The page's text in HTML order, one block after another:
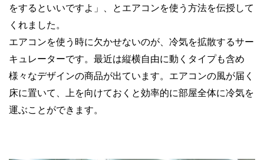
をするといいですよ」、とエアコンを使う方法を伝授して
くれました。
エアコンを使う時に欠かせないのが、冷気を拡散するサー
キュレーターです。最近は縦横自由に動くタイプも含め
様々なデザインの商品が出ています。エアコンの風が届く
床に置いて、上を向けておくと効率的に部屋全体に冷気を
運ぶことができます。